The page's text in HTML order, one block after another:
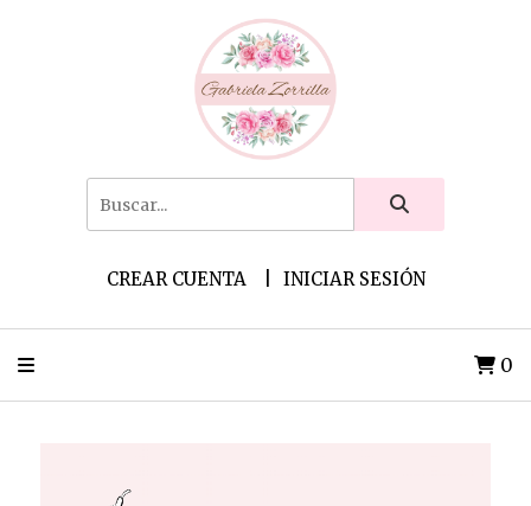
CREAR CUENTA INICIAR SESIÓN
0